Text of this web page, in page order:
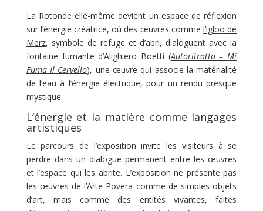
La Rotonde elle-même devient un espace de réflexion
sur l’énergie créatrice, où des œuvres commel’igloo de
Merz, symbole de refuge et d’abri, dialoguent avec la
fontaine fumante d’Alighiero Boetti (Autoritratto – Mi
Fuma Il Cervello), une œuvre qui associe la matérialité
de l’eau à l’énergie électrique, pour un rendu presque
mystique.
L’énergie et la matière comme langages
artistiques
Le parcours de l’exposition invite les visiteurs à se
perdre dans un dialogue permanent entre les œuvres
et l’espace qui les abrite. L’exposition ne présente pas
les œuvres de l’Arte Povera comme de simples objets
d’art, mais comme des entités vivantes, faites